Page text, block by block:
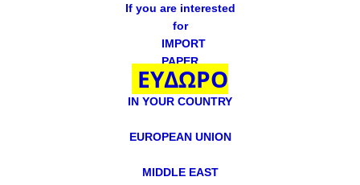
If you are interested
for
IMPORT
PAPER
ΕΥΔΩΡΟ
IN YOUR COUNTRY
EUROPEAN UNION
MIDDLE EAST